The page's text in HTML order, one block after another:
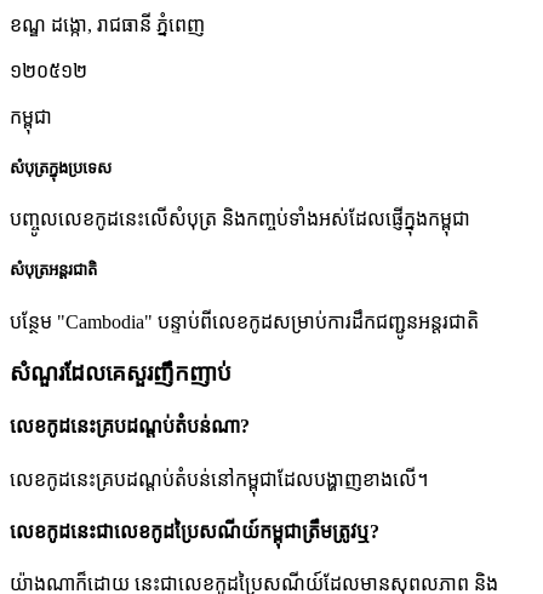
ខណ្ឌ ដង្កោ, រាជធានី ភ្នំពេញ
១២០៥១២
កម្ពុជា
សំបុត្រក្នុងប្រទេស
បញ្ចូលលេខកូដនេះលើសំបុត្រ និងកញ្ចប់ទាំងអស់ដែលផ្ញើក្នុងកម្ពុជា
សំបុត្រអន្តរជាតិ
បន្ថែម "Cambodia" បន្ទាប់ពីលេខកូដសម្រាប់ការដឹកជញ្ជូនអន្តរជាតិ
សំណួរដែលគេសួរញឹកញាប់
លេខកូដនេះគ្របដណ្តប់តំបន់ណា?
លេខកូដនេះគ្របដណ្តប់តំបន់នៅកម្ពុជាដែលបង្ហាញខាងលើ។
លេខកូដនេះជាលេខកូដប្រៃសណីយ៍កម្ពុជាត្រឹមត្រូវឬ?
យ៉ាងណាក៏ដោយ នេះជាលេខកូដប្រៃសណីយ៍ដែលមានសុពលភាព និង